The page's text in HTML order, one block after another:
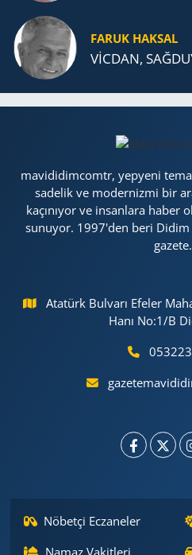
FARUK HAKSAL
VİCDAN,
mavididimcomtr, yepyeni
sadelik ve modernizmi bir
kaçınıyor ve insanlara haber
sunuyor. 1997'den beri Didim
Atatürk Bulvarı Efeler
Hanı No:1/B
Nöbetçi Eczaneler